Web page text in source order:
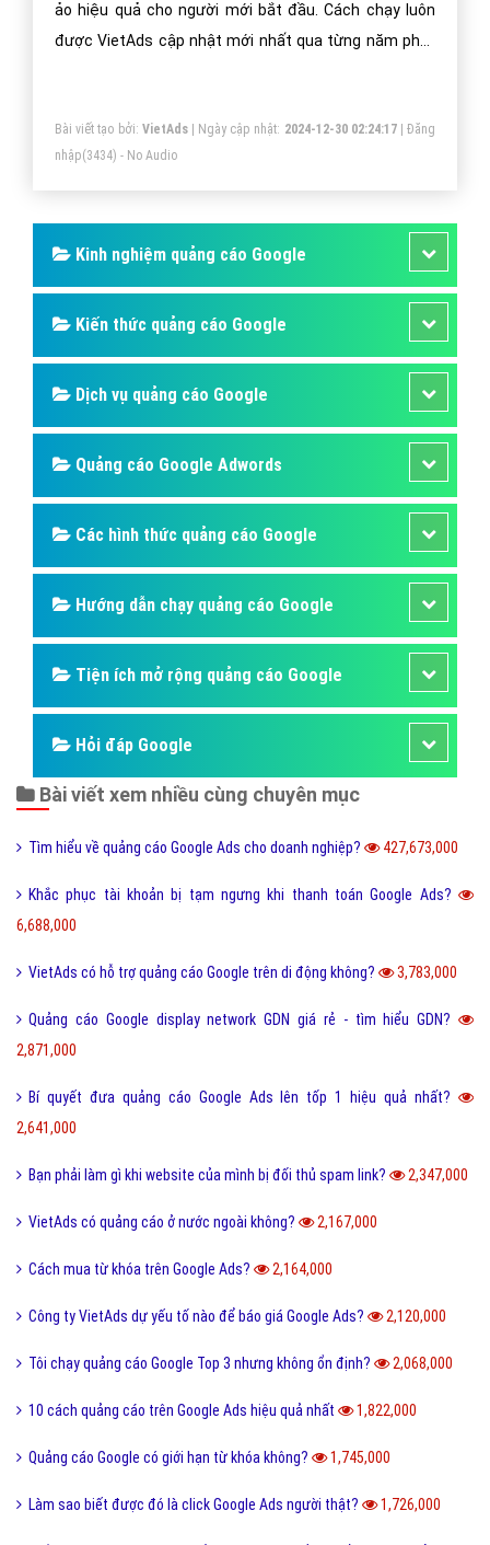
ảo hiệu quả cho người mới bắt đầu. Cách chạy luôn
được VietAds cập nhật mới nhất qua từng năm phát
Bài viết tạo bởi: VietAds| Ngày cập nhật: 2024-12-30 02:24:17|Đăng
nhập(3434) - No Audio
Kinh nghiệm quảng cáo Google
Kiến thức quảng cáo Google
Dịch vụ quảng cáo Google
Quảng cáo Google Adwords
Các hình thức quảng cáo Google
Hướng dẫn chạy quảng cáo Google
Tiện ích mở rộng quảng cáo Google
Hỏi đáp Google
Bài viết xem nhiều cùng chuyên mục
Tìm hiểu về quảng cáo Google Ads cho doanh nghiệp? 427,673,000
Khắc phục tài khoản bị tạm ngưng khi thanh toán Google Ads?
6,688,000
VietAds có hỗ trợ quảng cáo Google trên di động không? 3,783,000
Quảng cáo Google display network GDN giá rẻ - tìm hiểu GDN?
2,871,000
Bí quyết đưa quảng cáo Google Ads lên tốp 1 hiệu quả nhất?
2,641,000
Bạn phải làm gì khi website của mình bị đối thủ spam link? 2,347,000
VietAds có quảng cáo ở nước ngoài không? 2,167,000
Cách mua từ khóa trên Google Ads? 2,164,000
Công ty VietAds dự yếu tố nào để báo giá Google Ads? 2,120,000
Tôi chạy quảng cáo Google Top 3 nhưng không ổn định? 2,068,000
10 cách quảng cáo trên Google Ads hiệu quả nhất 1,822,000
Quảng cáo Google có giới hạn từ khóa không? 1,745,000
Làm sao biết được đó là click Google Ads người thật? 1,726,000